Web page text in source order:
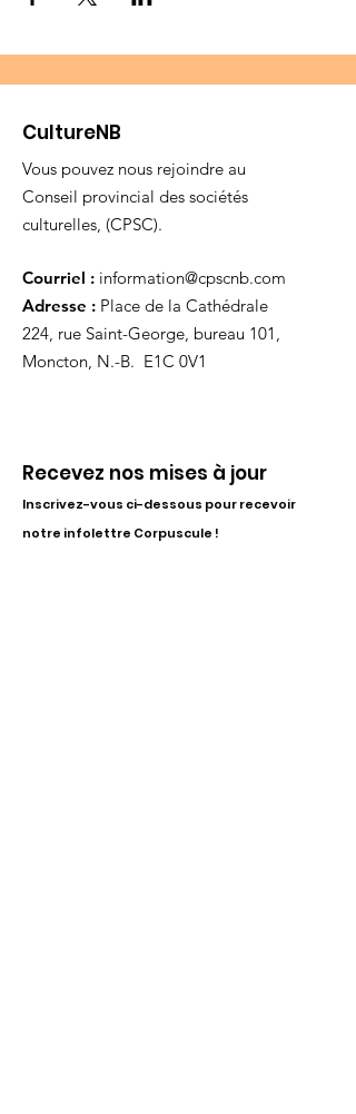
CultureNB
Vous pouvez nous rejoindre au
Conseil provincial des sociétés
culturelles, (CPSC).
Courriel : information@cpscnb.com
Adresse : Place de la Cathédrale
224, rue Saint-George, bureau 101,
Moncton, N.-B. E1C 0V1
Recevez nos mises à jour
Inscrivez-vous ci-dessous pour recevoir
notre infolettre Corpuscule !